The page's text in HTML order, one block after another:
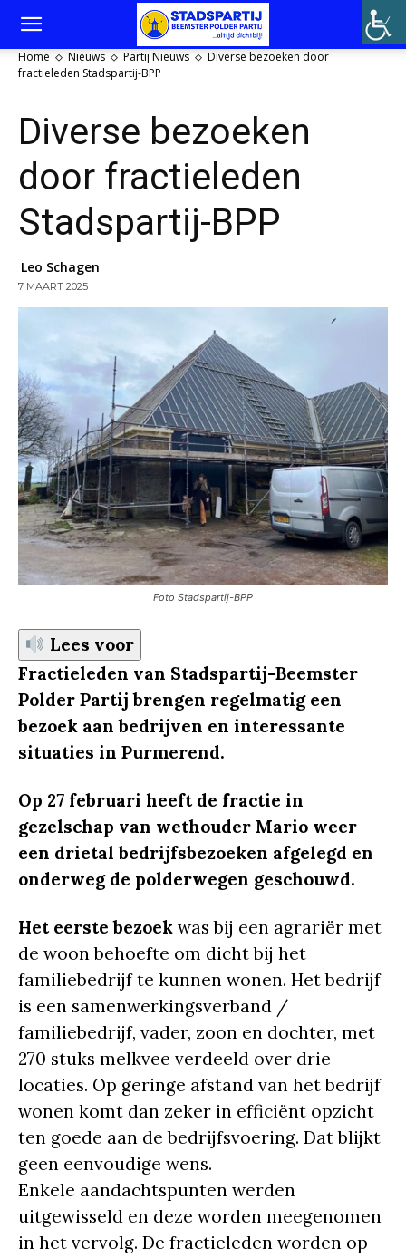
Home Nieuws Partij Nieuws
Diverse bezoeken door
fractieleden Stadspartij-BPP
Diverse bezoeken
door fractieleden
Stadspartij-BPP
Leo Schagen
7 MAART 2025
Foto Stadspartij-BPP
Lees voor
Fractieleden van Stadspartij-Beemster
Polder Partij brengen regelmatig een
bezoek aan bedrijven en interessante
situaties in Purmerend.
Op 27 februari heeft de fractie in
gezelschap van wethouder Mario weer
een drietal bedrijfsbezoeken afgelegd en
onderweg de polderwegen geschouwd.
Het eerste bezoek was bij een agrariër met
de woon behoefte om dicht bij het
familiebedrijf te kunnen wonen. Het bedrijf
is een samenwerkingsverband /
familiebedrijf, vader, zoon en dochter, met
270 stuks melkvee verdeeld over drie
locaties. Op geringe afstand van het bedrijf
wonen komt dan zeker in efficiënt opzicht
ten goede aan de bedrijfsvoering. Dat blijkt
geen eenvoudige wens.
Enkele aandachtspunten werden
uitgewisseld en deze worden meegenomen
in het vervolg. De fractieleden worden op